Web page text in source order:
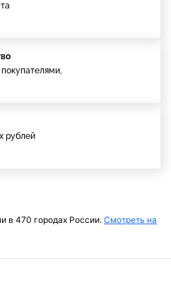
рублей
в 470 городах России. Смотреть на